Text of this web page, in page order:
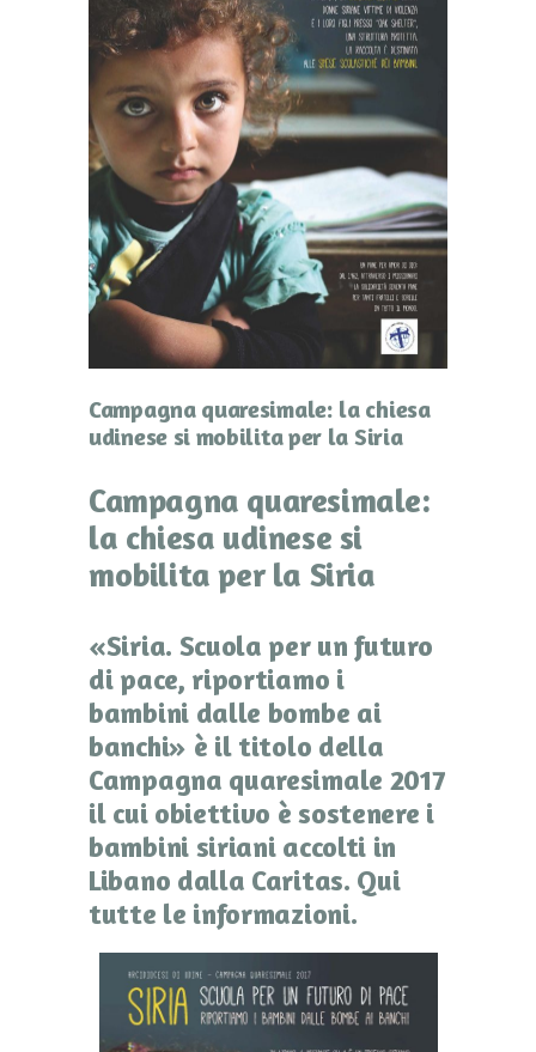
Campagna quaresimale: la chiesa
udinese si mobilita per la Siria
Campagna quaresimale:
la chiesa udinese si
mobilita per la Siria
«Siria. Scuola per un futuro
di pace, riportiamo i
bambini dalle bombe ai
banchi» è il titolo della
Campagna quaresimale 2017
il cui obiettivo è sostenere i
bambini siriani accolti in
Libano dalla Caritas. Qui
tutte le informazioni.